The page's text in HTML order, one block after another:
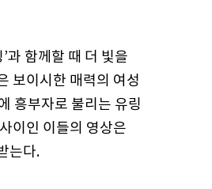
과 함께할 때 더 빛을
보이시한 매력의 여성
흥부자로 불리는 유링
이인 이들의 영상은
는다.